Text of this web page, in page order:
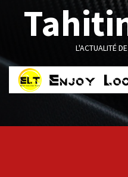
L'ACTUALITÉ